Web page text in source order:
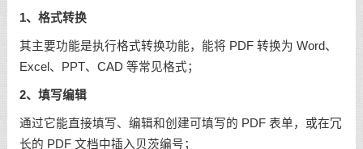
1、格式转换
其主要功能是执行格式转换功能，能将 PDF 转换为 Word、
Excel、PPT、CAD 等常见格式；
2、填写编辑
通过它能直接填写、编辑和创建可填写的 PDF 表单，或在冗
长的 PDF 文档中插入贝茨编号；